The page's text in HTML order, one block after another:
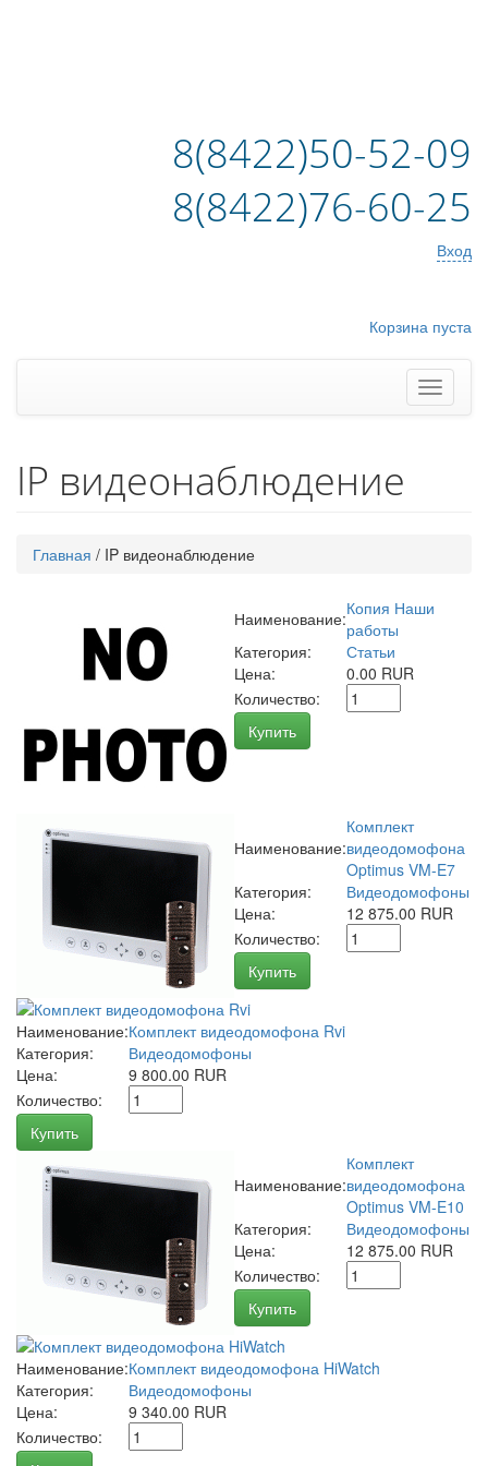
8(8422)50-52-09
8(8422)76-60-25
Вход
Корзина пуста
IP видеонаблюдение
Главная / IP видеонаблюдение
Наименование:Копия Наши
работы
Категория:
Статьи
Цена:
0.00 RUR
Количество:
Купить
Наименование:
Комплект
видеодомофона
Optimus VM-E7
Категория:
Видеодомофоны
Цена:
12 875.00 RUR
Количество:
Купить
Наименование:Комплект видеодомофона Rvi
Категория:
Видеодомофоны
Цена:
9 800.00 RUR
Количество:
Купить
Наименование:
Комплект
видеодомофона
Optimus VM-E10
Категория:
Видеодомофоны
Цена:
12 875.00 RUR
Количество:
Купить
Наименование:Комплект видеодомофона HiWatch
Категория:
Видеодомофоны
Цена:
9 340.00 RUR
Количество: